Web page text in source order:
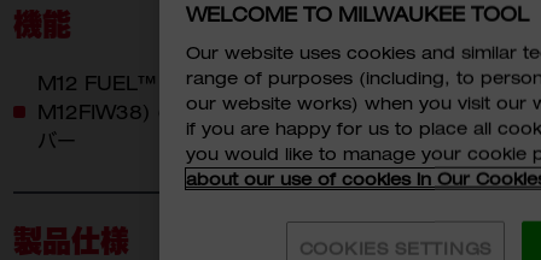
機能
M12 FUEL™ 339Nmインパクトレンチ(M12 FIWF2,
M12FIW38) のギアハウジングを傷から守るラバー製カ
バー
製品仕様
WELCOME TO MILWAUKEE TOOL
Our website uses cookies and similar
range of purposes (including, to
our website works) when you visit our
if you are happy for us to place all
you would like to manage your cookie
about our use of cookies in Our
COOKIES SETTINGS